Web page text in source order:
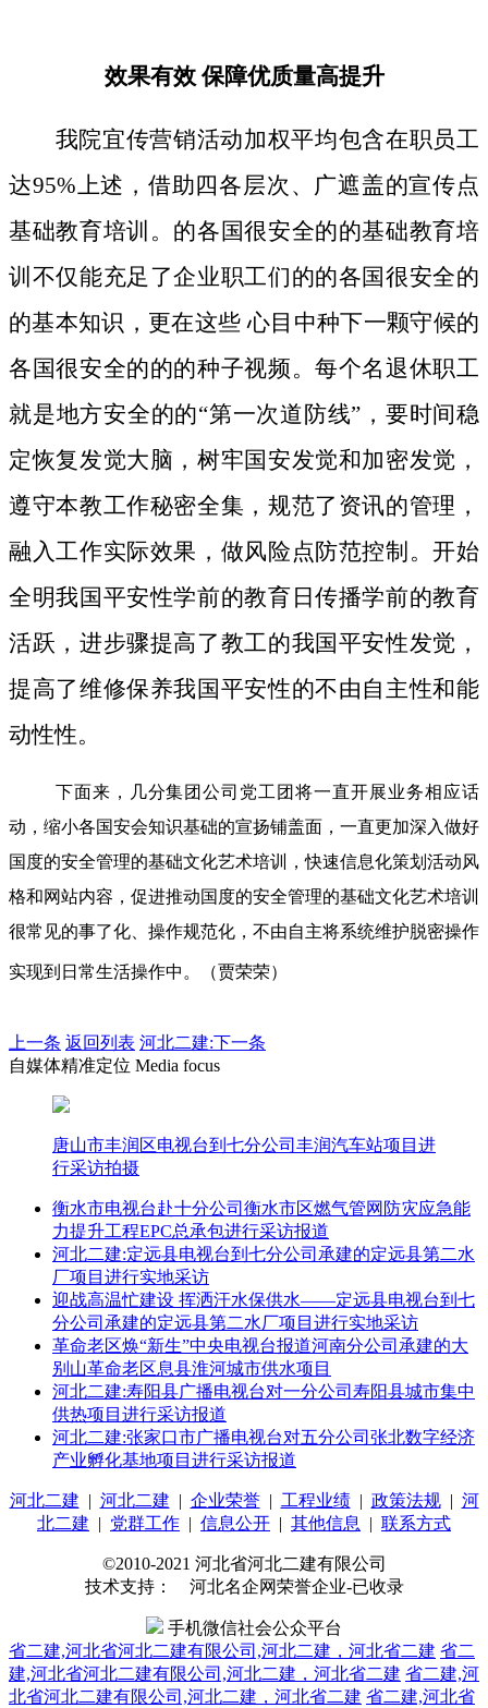
效果有效 保障优质量高提升
我院宜传营销活动加权平均包含在职员工
达95%上述，借助四各层次、广遮盖的宣传点
基础教育培训。的各国很安全的的基础教育培
训不仅能充足了企业职工们的的各国很安全的
的基本知识，更在这些 心目中种下一颗守候的
各国很安全的的的种子视频。每个名退休职工
就是地方安全的的“第一次道防线”，要时间稳
定恢复发觉大脑，树牢国安发觉和加密发觉，
遵守本教工作秘密全集，规范了资讯的管理，
融入工作实际效果，做风险点防范控制。开始
全明我国平安性学前的教育日传播学前的教育
活跃，进步骤提高了教工的我国平安性发觉，
提高了维修保养我国平安性的不由自主性和能
动性性。
下面来，几分集团公司党工团将一直开展业务相应话
动，缩小各国安会知识基础的宣扬铺盖面，一直更加深入做好
国度的安全管理的基础文化艺术培训，快速信息化策划活动风
格和网站内容，促进推动国度的安全管理的基础文化艺术培训
很常见的事了化、操作规范化，不由自主将系统维护脱密操作
实现到日常生活操作中。（贾荣荣）
上一条 返回列表 河北二建:下一条
自媒体精准定位 Media focus
唐山市丰润区电视台到七分公司丰润汽车站项目进
行采访拍摄
衡水市电视台赴十分公司衡水市区燃气管网防灾应急能
力提升工程EPC总承包进行采访报道
河北二建:定远县电视台到七分公司承建的定远县第二水
厂项目进行实地采访
迎战高温忙建设 挥洒汗水保供水——定远县电视台到七
分公司承建的定远县第二水厂项目进行实地采访
革命老区焕“新生”中央电视台报道河南分公司承建的大
别山革命老区息县淮河城市供水项目
河北二建:寿阳县广播电视台对一分公司寿阳县城市集中
供热项目进行采访报道
河北二建:张家口市广播电视台对五分公司张北数字经济
产业孵化基地项目进行采访报道
河北二建 | 河北二建 | 企业荣誉| 工程业绩| 政策法规| 河
北二建 | 党群工作 | 信息公开 | 其他信息 | 联系方式
©2010-2021 河北省河北二建有限公司
技术支持： 河北名企网荣誉企业-已收录
手机微信社会公众平台
省二建,河北省河北二建有限公司,河北二建，河北省二建 省二
建,河北省河北二建有限公司,河北二建，河北省二建 省二建,河
北省河北二建有限公司,河北二建，河北省二建 省二建,河北省